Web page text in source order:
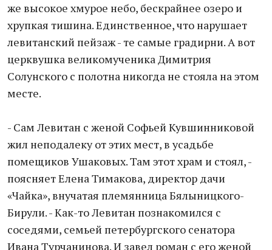
же высокое хмурое небо, бескрайнее озеро и
хрупкая тишина. Единственное, что нарушает
левитанский пейзаж - те самые градирни. А вот
церквушка великомученика Димитрия
Солунского с полотна никогда не стояла на этом
месте.
- Сам Левитан с женой Софьей Кувшинниковой
жил неподалеку от этих мест, в усадьбе
помещиков Ушаковых. Там этот храм и стоял, -
поясняет Елена Тимакова, директор дачи
«Чайка», внучатая племянница Бялыницкого-
Бирули. - Как-то Левитан познакомился с
соседями, семьей петербургского сенатора
Ивана Турчанинова. И завел роман с его женой